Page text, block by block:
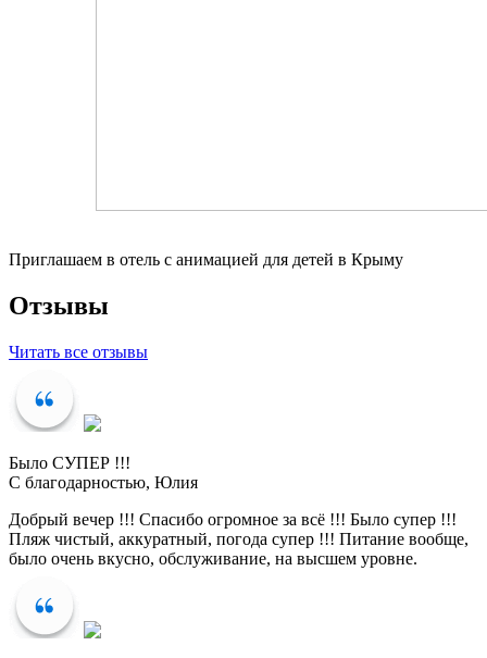
Приглашаем в отель с анимацией для детей в Крыму
Отзывы
Читать все отзывы
Было СУПЕР !!!
С благодарностью, Юлия
Добрый вечер !!! Спасибо огромное за всё !!! Было супер !!!
Пляж чистый, аккуратный, погода супер !!! Питание вообще,
было очень вкусно, обслуживание, на высшем уровне.